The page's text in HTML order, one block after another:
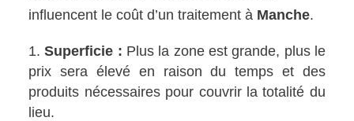
influencent le coût d’un traitement à Manche.
Superficie : Plus la zone est grande, plus le
prix sera élevé en raison du temps et des
produits nécessaires pour couvrir la totalité du
lieu.